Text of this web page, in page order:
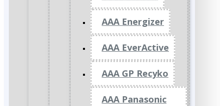
AAA Energizer
AAA EverActive
AAA GP Recyko
AAA Panasonic